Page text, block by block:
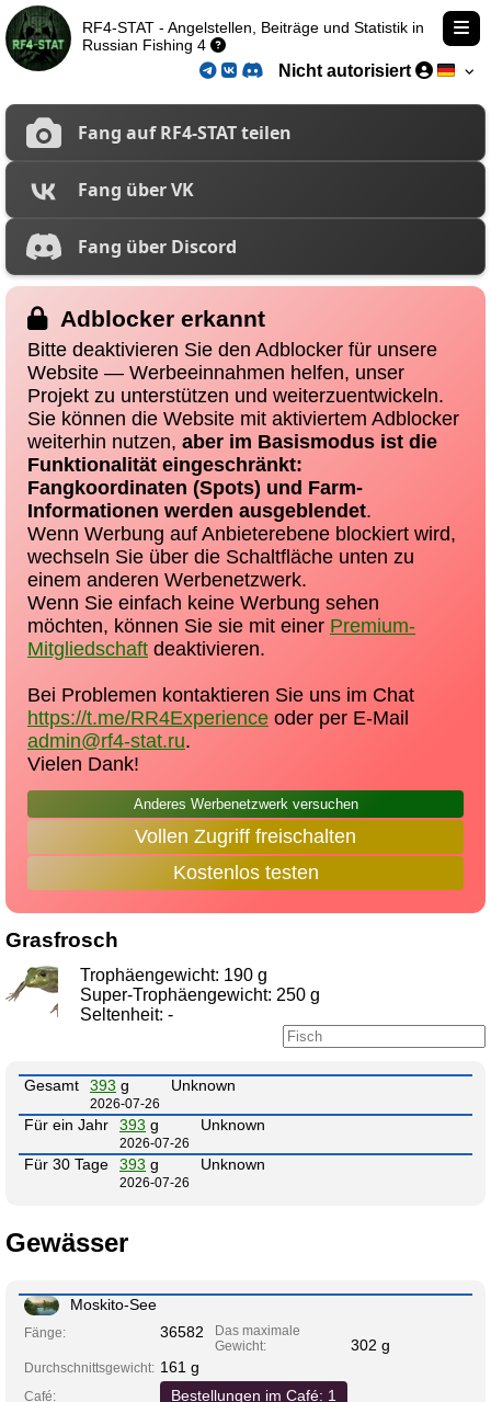
Nicht autorisiert
RF4-STAT - Angelstellen, Beiträge und Statistik in
Russian Fishing 4
Fang auf RF4-STAT teilen
Fang über VK
Fang über Discord
Adblocker erkannt
Bitte deaktivieren Sie den Adblocker für unsere
Website — Werbeeinnahmen helfen, unser
Projekt zu unterstützen und weiterzuentwickeln.
Sie können die Website mit aktiviertem Adblocker
weiterhin nutzen, aber im Basismodus ist die
Funktionalität eingeschränkt:
Fangkoordinaten (Spots) und Farm-
Informationen werden ausgeblendet.
Wenn Werbung auf Anbieterebene blockiert wird,
wechseln Sie über die Schaltfläche unten zu
einem anderen Werbenetzwerk.
Wenn Sie einfach keine Werbung sehen
möchten, können Sie sie mit einer Premium-
Mitgliedschaft deaktivieren.
Bei Problemen kontaktieren Sie uns im Chat
https://t.me/RR4Experience oder per E-Mail
admin@rf4-stat.ru.
Vielen Dank!
Anderes Werbenetzwerk versuchen
Vollen Zugriff freischalten
Kostenlos testen
Grasfrosch
Trophäengewicht: 190 g
Super-Trophäengewicht: 250 g
Seltenheit: -
Gesamt 393 g
2026-07-26
Unknown
Für ein Jahr 393 g
2026-07-26
Unknown
Für 30 Tage 393 g
2026-07-26
Unknown
Gewässer
Moskito-See
Fänge: 36582
Das maximale
Gewicht:
302 g
Durchschnittsgewicht: 161 g
Café:
Bestellungen im Café: 1